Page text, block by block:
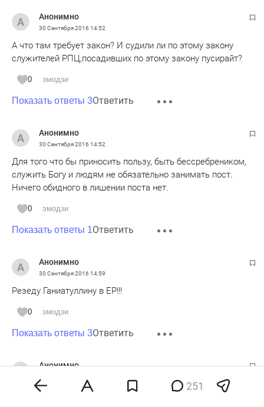
Анонимно
30 Сентября 2016 14:52
А что там требует закон? И судили ли по этому закону
служителей РПЦ,посадивших по этому закону пусирайт?
0 эмодзи
Показать ответы 3Ответить
Анонимно
30 Сентября 2016 14:52
Для того что бы приносить пользу, быть бессребреником,
служить Богу и людям не обязательно занимать пост.
Ничего обидного в лишении поста нет.
0 эмодзи
Показать ответы 1Ответить
Анонимно
30 Сентября 2016 14:59
Резеду Ганиатуллину в ЕР!!!
0 эмодзи
Показать ответы 3Ответить
Анонимно
А стриптизерша никак не угомонится я смотрю.В суд она
251